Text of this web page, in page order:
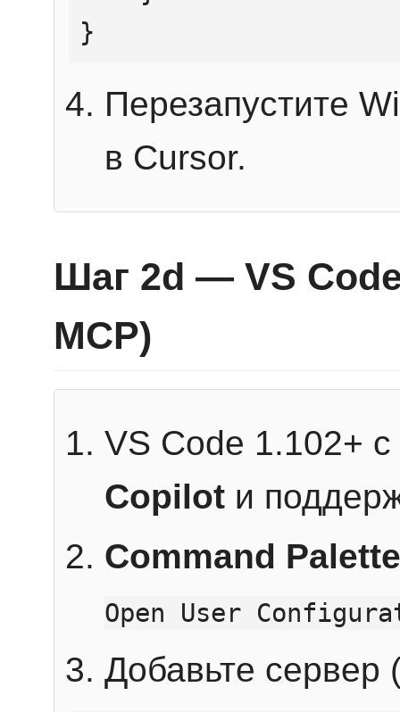
}
Перезапустите
в Cursor.
Шаг 2d — VS
MCP)
VS Code 1.102+
Copilot и
Command Palette
Open User
Добавьте сервер